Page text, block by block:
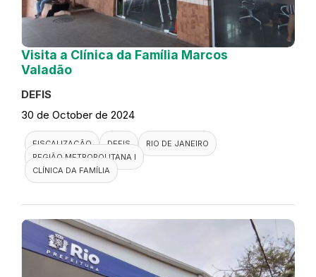
Visita a Clínica da Família Marcos
Valadão
DEFIS
30 de October de 2024
FISCALIZAÇÃO DEFIS
RIO DE JANEIRO
REGIÃO METROPOLITANA I
CLÍNICA DA FAMÍLIA